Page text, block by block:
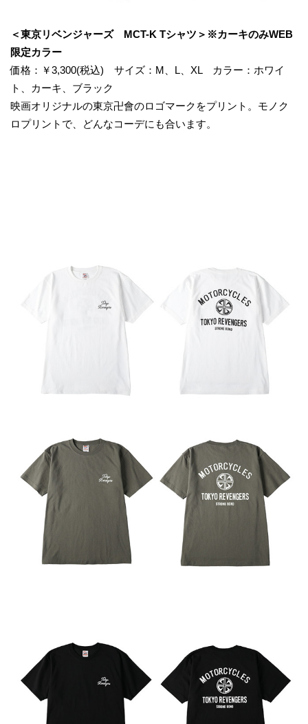
＜東京リベンジャーズ MCT-K Tシャツ＞※カーキのみWEB
限定カラー
価格：￥3,300(税込) サイズ：M、L、XL カラー：ホワイ
ト、カーキ、ブラック
映画オリジナルの東京卍會のロゴマークをプリント。モノク
ロプリントで、どんなコーデにも合います。